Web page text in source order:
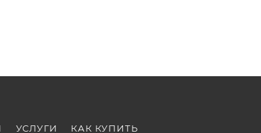
УСЛУГИ КАК КУПИТЬ